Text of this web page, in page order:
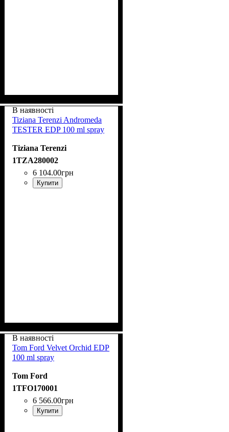
В наявності
Tiziana Terenzi Andromeda
TESTER EDP 100 ml spray
Tiziana Terenzi
1TZA280002
6 104.00грн
Купити
В наявності
Tom Ford Velvet Orchid EDP
100 ml spray
Tom Ford
1TFO170001
6 566.00грн
Купити